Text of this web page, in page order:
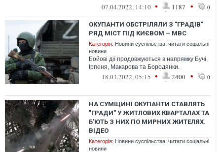
серед якої "КамАЗи" та "Урали...
07.04.2022, 14:10 • 1187 • 0
ОКУПАНТИ ОБСТРІЛЯЛИ З "ГРАДІВ"
РЯД МІСТ ПІД КИЄВОМ – МВС
Категорія: Новини суспільства: читати соціальні
новини
Бойові дії продовжуються в напрямку Бучі,
Ірпеня, Макарова та Бородянки.
18.03.2022, 05:15 • 2400 • 0
НА СУМЩИНІ ОКУПАНТИ СТАВЛЯТЬ
"ГРАДИ" У ЖИТЛОВИХ КВАРТАЛАХ ТА
Б'ЮТЬ З НИХ ПО МИРНИХ ЖИТЕЛЯХ.
ВІДЕО
Категорія: Новини суспільства: читати соціальні
новини